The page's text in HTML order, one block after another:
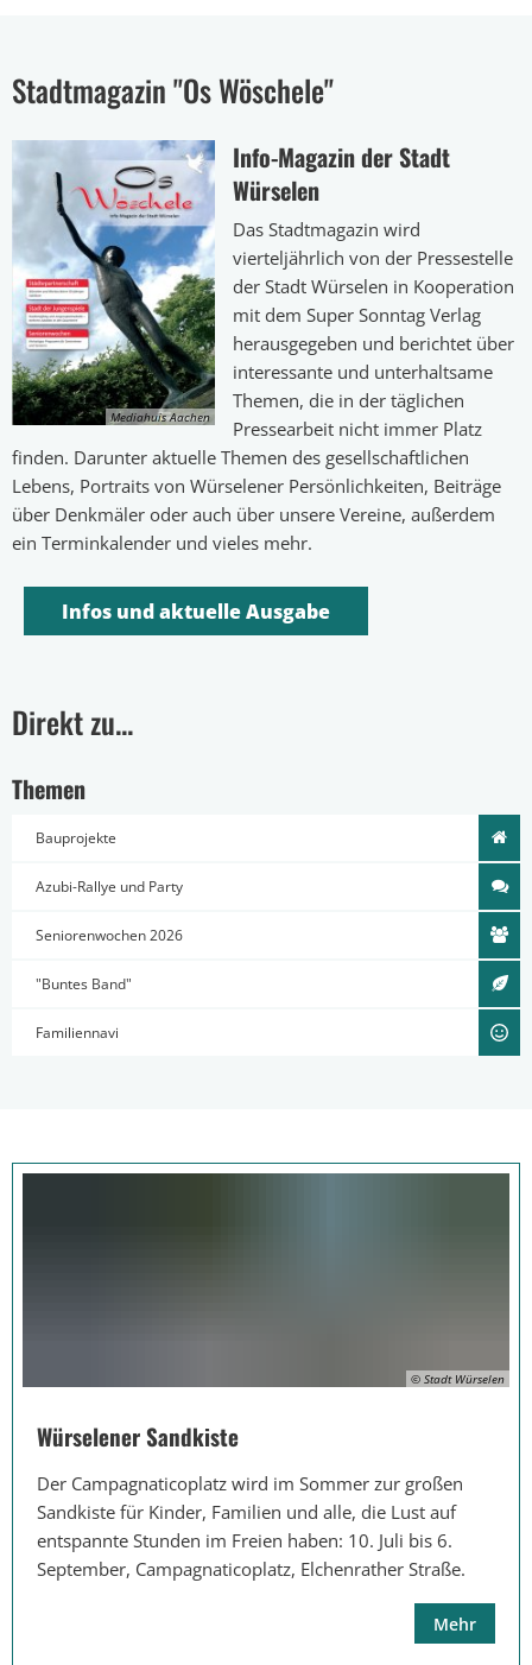
Stadtmagazin "Os Wöschele"
Mediahuis Aachen
Info-Magazin der Stadt
Würselen
Das Stadtmagazin wird
vierteljährlich von der Pressestelle
der Stadt Würselen in Kooperation
mit dem Super Sonntag Verlag
herausgegeben und berichtet über
interessante und unterhaltsame
Themen, die in der täglichen
Pressearbeit nicht immer Platz
finden. Darunter aktuelle Themen des gesellschaftlichen
Lebens, Portraits von Würselener Persönlichkeiten, Beiträge
über Denkmäler oder auch über unsere Vereine, außerdem
ein Terminkalender und vieles mehr.
Infos und aktuelle Ausgabe
Direkt zu...
Themen
Bauprojekte
Azubi-Rallye und Party
Seniorenwochen 2026
"Buntes Band"
Familiennavi
© Stadt Würselen
Würselener Sandkiste
Der Campagnaticoplatz wird im Sommer zur großen
Sandkiste für Kinder, Familien und alle, die Lust auf
entspannte Stunden im Freien haben: 10. Juli bis 6.
September, Campagnaticoplatz, Elchenrather Straße.
Mehr